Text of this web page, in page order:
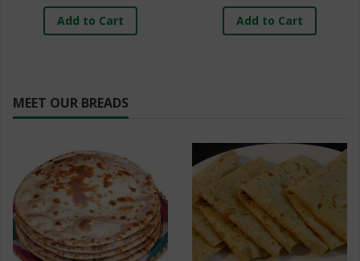
Add to Cart Add to Cart
MEET OUR BREADS